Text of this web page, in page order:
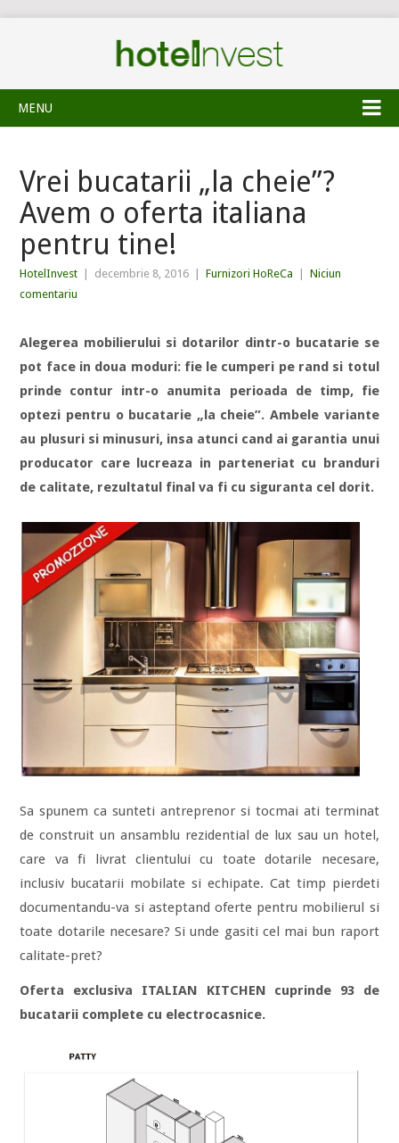
MENU
Vrei bucatarii „la cheie”?
Avem o oferta italiana
pentru tine!
HotelInvest decembrie 8, 2016 Furnizori HoReCa
Niciun
comentariu
Alegerea mobilierului si dotarilor dintr-o bucatarie se
pot face in doua moduri: fie le cumperi pe rand si totul
prinde contur intr-o anumita perioada de timp, fie
optezi pentru o bucatarie „la cheie”. Ambele variante
au plusuri si minusuri, insa atunci cand ai garantia unui
producator care lucreaza in parteneriat cu branduri
de calitate, rezultatul final va fi cu siguranta cel dorit.
Sa spunem ca sunteti antreprenor si tocmai ati terminat
de construit un ansamblu rezidential de lux sau un hotel,
care va fi livrat clientului cu toate dotarile necesare,
inclusiv bucatarii mobilate si echipate. Cat timp pierdeti
documentandu-va si asteptand oferte pentru mobilierul si
toate dotarile necesare? Si unde gasiti cel mai bun raport
calitate-pret?
Oferta exclusiva ITALIAN KITCHEN cuprinde 93 de
bucatarii complete cu electrocasnice.